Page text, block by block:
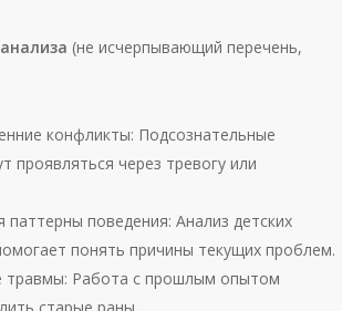
(не исчерпывающий перечень,
конфликты: Подсознательные
проявляться через тревогу или
поведения: Анализ детских
понять причины текущих проблем.
травмы: Работа с прошлым опытом